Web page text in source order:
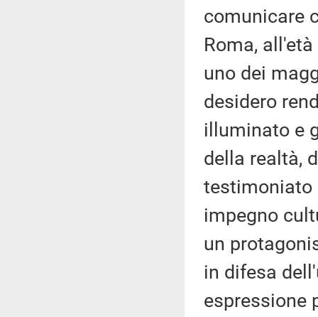
comunicare
Roma,
uno dei
desidero
illuminato e
della realtà,
testimoniato
impegno
un
in difesa
espressione